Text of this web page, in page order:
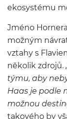
ekosystému
Jméno
možným
vztahy s
několik zdrojů.
týmu, aby
Haas je podle
možnou
takového by